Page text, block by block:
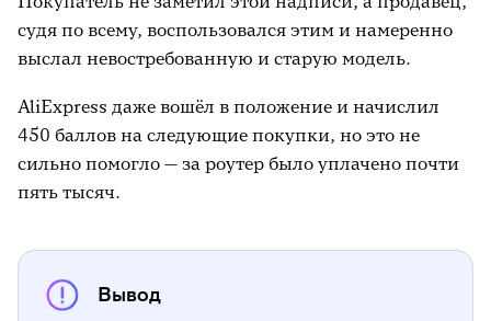
судя по всему, воспользовался этим и намеренно
выслал невостребованную и старую модель.
AliExpress даже вошёл в положение и начислил
450 баллов на следующие покупки, но это не
сильно помогло — за роутер было уплачено почти
пять тысяч.
Вывод